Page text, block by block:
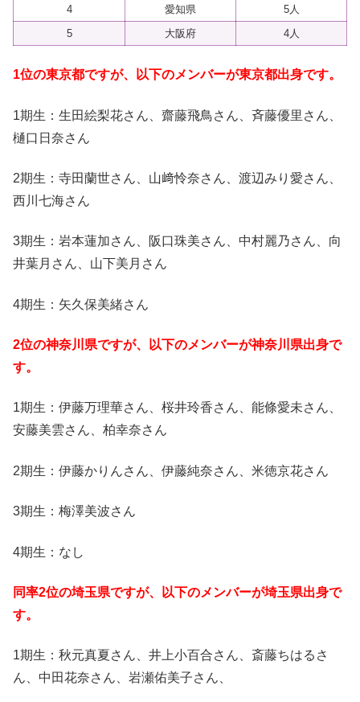
4
愛知県
5人
5
大阪府 4人
1位の東京都ですが、以下のメンバーが東京都出身です。
1期生：生田絵梨花さん、齋藤飛鳥さん、斉藤優里さん、
樋口日奈さん
2期生：寺田蘭世さん、山﨑怜奈さん、渡辺みり愛さん、
西川七海さん
3期生：岩本蓮加さん、阪口珠美さん、中村麗乃さん、向
井葉月さん、山下美月さん
4期生：矢久保美緒さん
2位の神奈川県ですが、以下のメンバーが神奈川県出身で
す。
1期生：伊藤万理華さん、桜井玲香さん、能條愛未さん、
安藤美雲さん、柏幸奈さん
2期生：伊藤かりんさん、伊藤純奈さん、米徳京花さん
3期生：梅澤美波さん
4期生：なし
同率2位の埼玉県ですが、以下のメンバーが埼玉県出身で
す。
1期生：秋元真夏さん、井上小百合さん、斎藤ちはるさ
ん、中田花奈さん、岩瀬佑美子さん、